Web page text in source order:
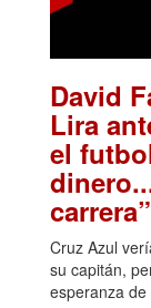
David
Lira
el
carrera”
Cruz Azul
su capitán,
esperanza